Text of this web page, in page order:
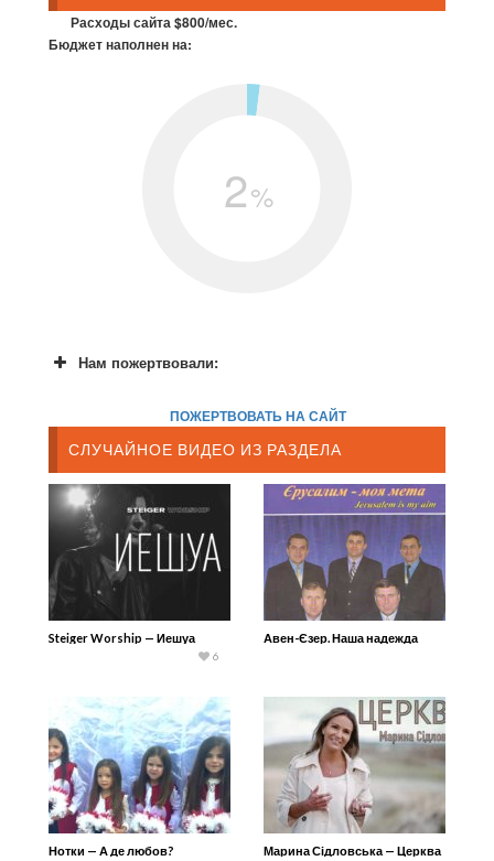
Расходы сайта $800/мес.
Бюджет наполнен на:
2%
Нам пожертвовали:
ПОЖЕРТВОВАТЬ НА САЙТ
СЛУЧАЙНОЕ ВИДЕО ИЗ РАЗДЕЛА
Steiger Worship — Иешуа
6
Авен-Єзер. Наша надежда
Нотки — А де любов? Марина Сідловська — Церква